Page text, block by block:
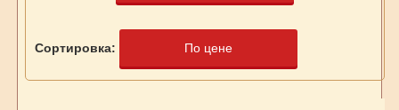
Сортировка: По цене